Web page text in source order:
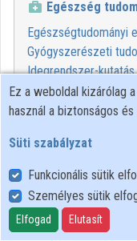
Egészség
Egészségtudományi
Gyógyszerészeti
Idegrendszer-kutatás
Orvostudomány
Felhasználói szabályzat
Adatkezelési tájékoztató
Süti szabályzat
Ez a weboldal kizárólag
használ a biztonságos
Süti szabályzat
Funkcionális sütik
Személyes sütik
Elfogad Elutasít